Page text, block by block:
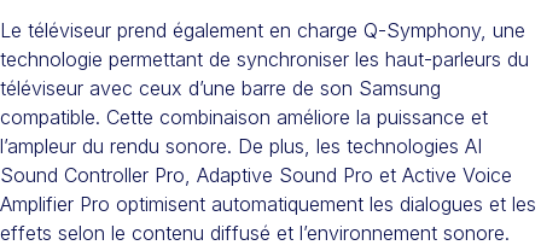
Le téléviseur prend également en charge Q-Symphony, une
technologie permettant de synchroniser les haut-parleurs du
téléviseur avec ceux d’une barre de son Samsung
compatible. Cette combinaison améliore la puissance et
l’ampleur du rendu sonore. De plus, les technologies AI
Sound Controller Pro, Adaptive Sound Pro et Active Voice
Amplifier Pro optimisent automatiquement les dialogues et les
effets selon le contenu diffusé et l’environnement sonore.